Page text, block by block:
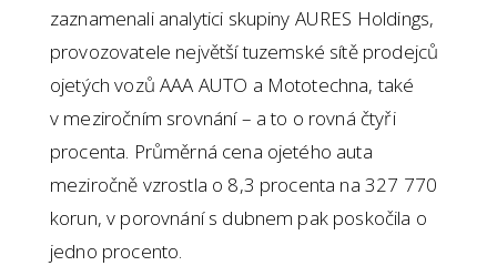
zaznamenali analytici skupiny AURES Holdings,
provozovatele největší tuzemské sítě prodejců
ojetých vozů AAA AUTO a Mototechna, také
v meziročním srovnání – a to o rovná čtyři
procenta. Průměrná cena ojetého auta
meziročně vzrostla o 8,3 procenta na 327 770
korun, v porovnání s dubnem pak poskočila o
jedno procento.